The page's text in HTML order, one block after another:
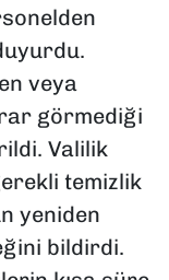
veya
görmediği
Valilik
temizlik
yeniden
bildirdi.